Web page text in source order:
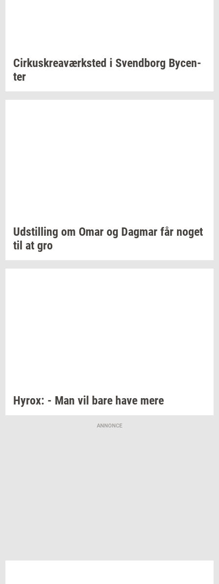
Cir­kuskrea­værk­sted i Svend­borg By­cen­
ter
Ud­stil­ling om Omar og Dag­mar får noget
til at gro
Hyrox: - Man vil bare have mere
ANNONCE